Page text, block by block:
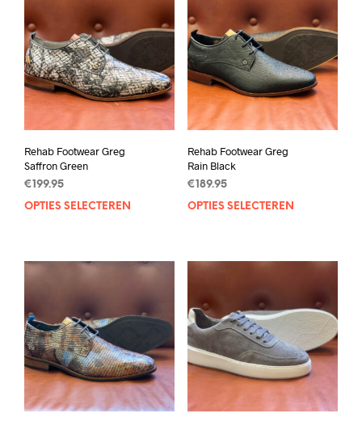
Rehab Footwear Greg
Saffron Green
€ 199.95
OPTIES SELECTEREN
Dit
meerdere
optie
kan
gekozen
worden
de
productpagina
Rehab Footwear Greg
Rain Black
€ 189.95
OPTIES SELECTEREN
kan